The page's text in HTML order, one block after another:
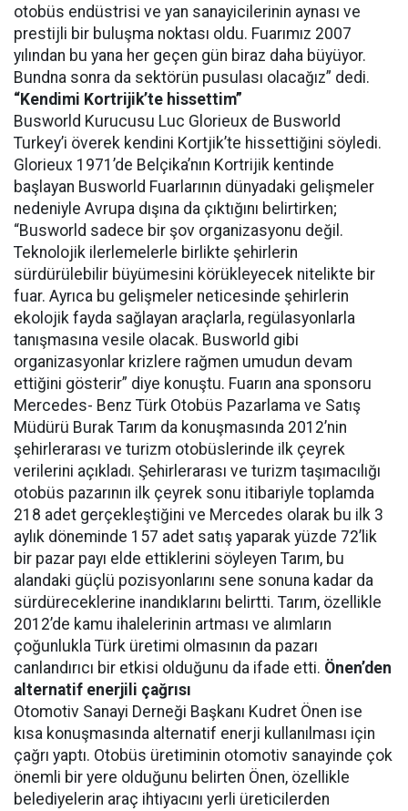
otobüs endüstrisi ve yan sanayicilerinin aynası ve
prestijli bir buluşma noktası oldu. Fuarımız 2007
yılından bu yana her geçen gün biraz daha büyüyor.
Bundna sonra da sektörün pusulası olacağız” dedi.
“Kendimi Kortrijik’te hissettim”
Busworld Kurucusu Luc Glorieux de Busworld
Turkey’i överek kendini Kortjik’te hissettiğini söyledi.
Glorieux 1971’de Belçika’nın Kortrijik kentinde
başlayan Busworld Fuarlarının dünyadaki gelişmeler
nedeniyle Avrupa dışına da çıktığını belirtirken;
“Busworld sadece bir şov organizasyonu değil.
Teknolojik ilerlemelerle birlikte şehirlerin
sürdürülebilir büyümesini körükleyecek nitelikte bir
fuar. Ayrıca bu gelişmeler neticesinde şehirlerin
ekolojik fayda sağlayan araçlarla, regülasyonlarla
tanışmasına vesile olacak. Busworld gibi
organizasyonlar krizlere rağmen umudun devam
ettiğini gösterir” diye konuştu. Fuarın ana sponsoru
Mercedes- Benz Türk Otobüs Pazarlama ve Satış
Müdürü Burak Tarım da konuşmasında 2012’nin
şehirlerarası ve turizm otobüslerinde ilk çeyrek
verilerini açıkladı. Şehirlerarası ve turizm taşımacılığı
otobüs pazarının ilk çeyrek sonu itibariyle toplamda
218 adet gerçekleştiğini ve Mercedes olarak bu ilk 3
aylık döneminde 157 adet satış yaparak yüzde 72’lik
bir pazar payı elde ettiklerini söyleyen Tarım, bu
alandaki güçlü pozisyonlarını sene sonuna kadar da
sürdüreceklerine inandıklarını belirtti. Tarım, özellikle
2012’de kamu ihalelerinin artması ve alımların
çoğunlukla Türk üretimi olmasının da pazarı
canlandırıcı bir etkisi olduğunu da ifade etti. Önen’den
alternatif enerjili çağrısı
Otomotiv Sanayi Derneği Başkanı Kudret Önen ise
kısa konuşmasında alternatif enerji kullanılması için
çağrı yaptı. Otobüs üretiminin otomotiv sanayinde çok
önemli bir yere olduğunu belirten Önen, özellikle
belediyelerin araç ihtiyacını yerli üreticilerden